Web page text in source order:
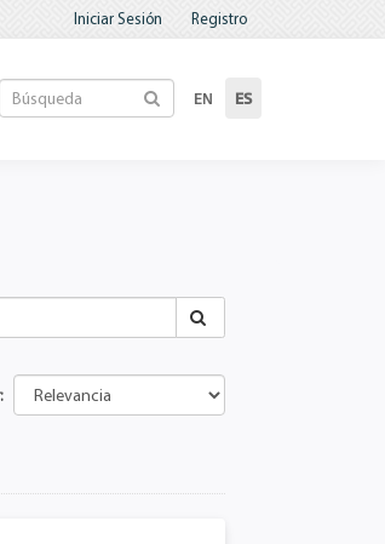
Iniciar Sesión Registro
EN ES